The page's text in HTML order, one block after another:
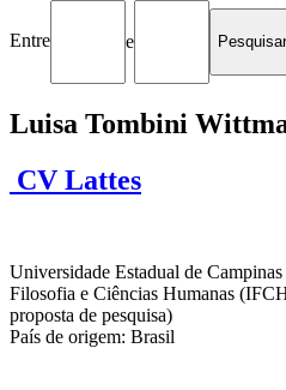
Entre e
Luisa Tombini
CV Lattes
Universidade Estadual de
Filosofia e Ciências Humanas
proposta de pesquisa)
País de origem: Brasil